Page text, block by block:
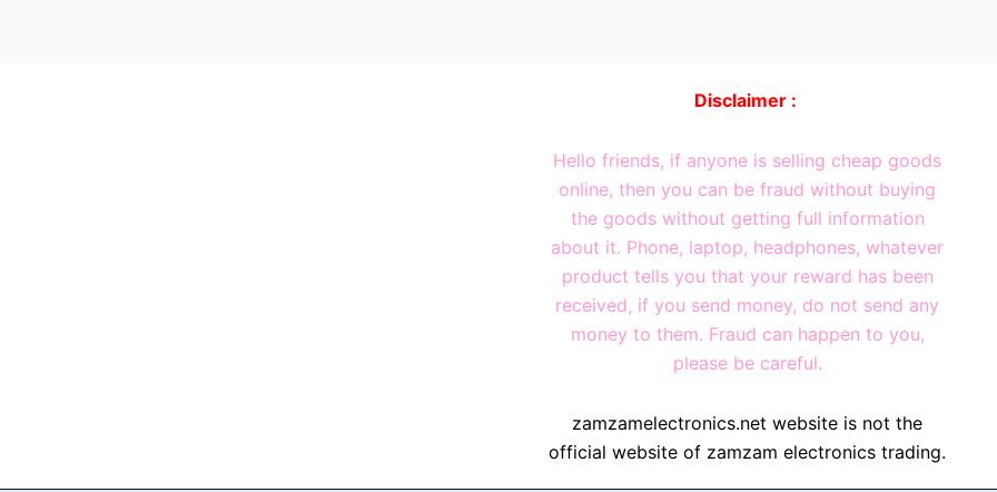
Disclaimer :
Hello friends, if anyone is selling cheap goods
online, then you can be fraud without buying
the goods without getting full information
about it. Phone, laptop, headphones, whatever
product tells you that your reward has been
received, if you send money, do not send any
money to them. Fraud can happen to you,
please be careful.
zamzamelectronics.net website is not the
official website of zamzam electronics trading.